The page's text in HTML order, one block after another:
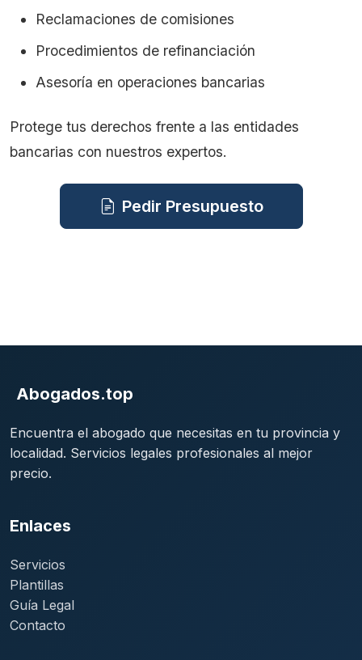
Reclamaciones de comisiones
Procedimientos de refinanciación
Asesoría en operaciones bancarias
Protege tus derechos frente a las entidades
bancarias con nuestros expertos.
Pedir Presupuesto
Abogados.top
Encuentra el abogado que necesitas en tu provincia y
localidad. Servicios legales profesionales al mejor
precio.
Enlaces
Servicios
Plantillas
Guía Legal
Contacto